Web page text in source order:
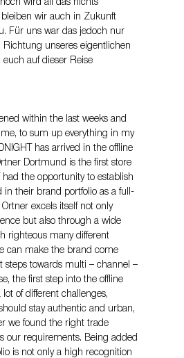
wird all das nichts
wir auch in Zukunft
Für uns war das jedoch nur
unseres eigentlichen
auf dieser Reise
within the last weeks and
to sum up everything in my
has arrived in the offline
Dortmund is the first store
had the opportunity to establish
in their brand portfolio as a full-
excels itself not only
but also through a wide
righteous many different
can make the brand come
steps towards multi – channel –
the first step into the offline
lot of different challenges,
stay authentic and urban,
we found the right trade
our requirements. Being added
is not only a high recognition